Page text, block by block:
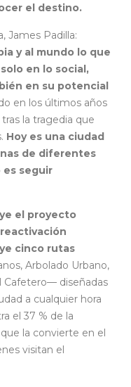
el destino.
James Padilla:
y al mundo lo que
en lo social,
en su potencial
en los últimos años
la tragedia que
Hoy es una ciudad
de diferentes
es seguir
el proyecto
cinco rutas
Arbolado Urbano,
Cafetero— diseñadas
a cualquier hora
el 37 % de la
la convierte en el
visitan el